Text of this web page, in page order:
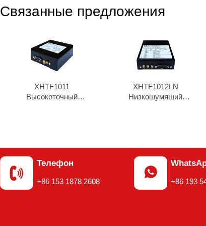
Связанные предложения
XHTF1011
Высокоточный
XHTF1012LN
Низкошумящий

Телефон
+86 153 1878 2608

+86 193